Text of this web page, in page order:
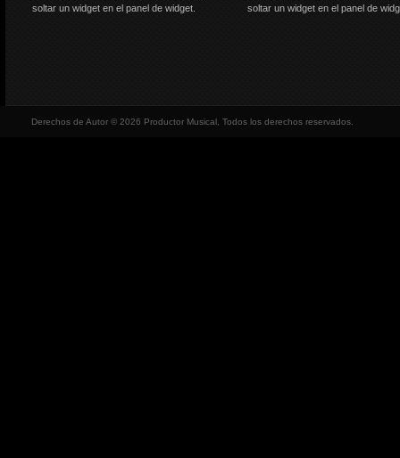
soltar un widget en el panel de widget.
soltar un widget en el panel de
Derechos de Autor © 2026 Productor Musical, Todos los derechos reservados.